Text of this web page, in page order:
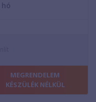
hó
MEGRENDELEM
KÉSZÜLÉK NÉLKÜL